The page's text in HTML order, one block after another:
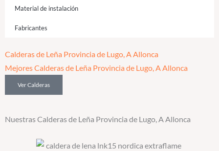
Material de instalación
Fabricantes
Calderas de Leña Provincia de Lugo, A Allonca
Mejores Calderas de Leña Provincia de Lugo, A Allonca
Ver Calderas
Nuestras Calderas de Leña Provincia de Lugo, A Allonca